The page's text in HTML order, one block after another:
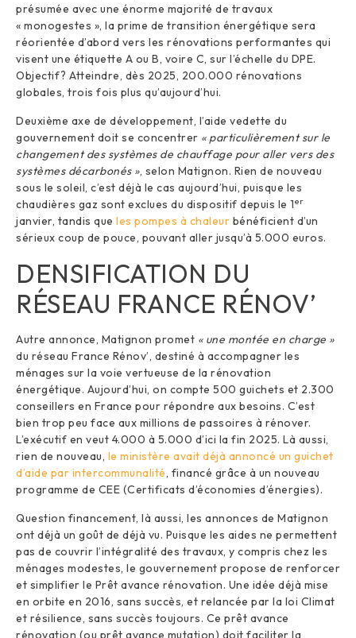
présumée avec une énorme majorité de travaux
« monogestes », la prime de transition énergétique sera
réorientée d’abord vers les rénovations performantes qui
visent une étiquette A ou B, voire C, sur l’échelle du DPE.
Objectif? Atteindre, dès 2025, 200.000 rénovations
globales, trois fois plus qu’aujourd’hui.
Deuxième axe de développement, l’aide vedette du
gouvernement doit se concentrer « particulièrement sur le
changement des systèmes de chauffage pour aller vers des
systèmes décarbonés », selon Matignon. Rien de nouveau
sous le soleil, c’est déjà le cas aujourd’hui, puisque les
chaudières gaz sont exclues du dispositif depuis le 1er
janvier, tandis que les pompes à chaleur bénéficient d’un
sérieux coup de pouce, pouvant aller jusqu’à 5.000 euros.
DENSIFICATION DU
RÉSEAU FRANCE RÉNOV’
Autre annonce, Matignon promet « une montée en charge »
du réseau France Rénov’, destiné à accompagner les
ménages sur la voie vertueuse de la rénovation
énergétique. Aujourd’hui, on compte 500 guichets et 2.300
conseillers en France pour répondre aux besoins. C’est
bien trop peu face aux millions de passoires à rénover.
L’exécutif en veut 4.000 à 5.000 d’ici la fin 2025. Là aussi,
rien de nouveau, le ministère avait déjà annoncé un guichet
d’aide par intercommunalité, financé grâce à un nouveau
programme de CEE (Certificats d’économies d’énergies).
Question financement, là aussi, les annonces de Matignon
ont déjà un goût de déjà vu. Puisque les aides ne permettent
pas de couvrir l’intégralité des travaux, y compris chez les
ménages modestes, le gouvernement propose de renforcer
et simplifier le Prêt avance rénovation. Une idée déjà mise
en orbite en 2016, sans succès, et relancée par la loi Climat
et résilience, sans succès toujours. Ce prêt avance
rénovation (ou prêt avance mutation) doit faciliter la